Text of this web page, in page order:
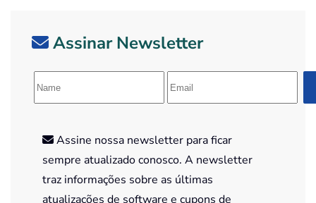
Assinar Newsletter
Assine nossa newsletter para ficar
sempre atualizado conosco. A newsletter
traz informações sobre as últimas
atualizações de software e cupons de